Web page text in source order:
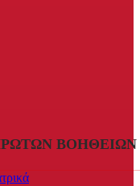
ΒΟΗΘΕΙΏΝ